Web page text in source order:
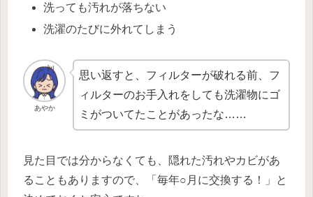
洗っても汚れが落ちない
洗濯のたびに外れてしまう
あやか
思い返すと、フィルターが破れる前、フ
ィルターのお手入れをしても洗濯物にゴ
ミがついてたことがあったな……
見た目では分からなくても、隠れた汚れやカビがあ
ることもありますので、「毎年○月に交換する！」と